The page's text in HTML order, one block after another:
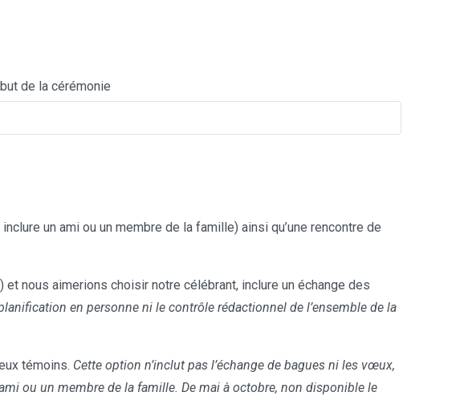
de la cérémonie
un ami ou un membre de la famille) ainsi qu’une rencontre de
nous aimerions choisir notre célébrant, inclure un échange des
en personne ni le contrôle rédactionnel de l’ensemble de la
témoins. Cette option n’inclut pas l’échange de bagues ni les vœux,
ou un membre de la famille. De mai à octobre, non disponible le